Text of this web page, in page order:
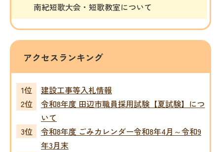
南紀短歌大会・短歌教室について
アクセスランキング
建設工事等入札情報
令和8年度 田辺市職員採用試験【夏試験】につ
いて
令和8年度 ごみカレンダー令和8年4月～令和9
年3月末